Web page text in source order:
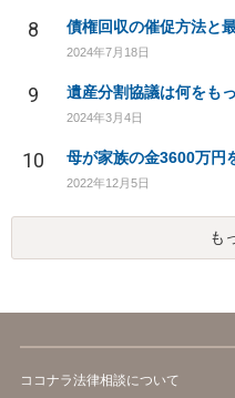
8 債権回収の催促方法と
2024年7月18日
9 遺産分割協議は何をも
2024年3月4日
10
2022年12月5日
も
ココナラ法律相談について